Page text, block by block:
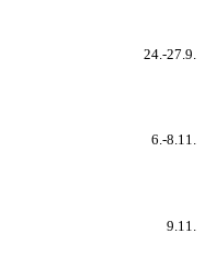
24.-27.9.
6.-8.11.
9.11.